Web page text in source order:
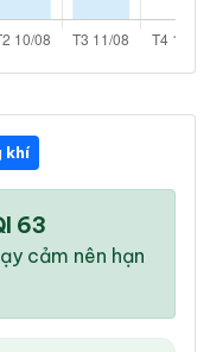
khí
63
cảm nên hạn